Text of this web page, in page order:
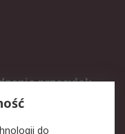
przesyłek
do